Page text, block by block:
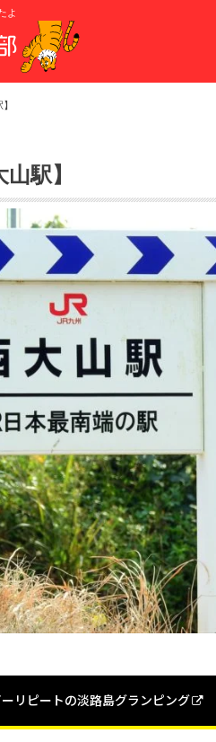
よ
駅】
リピートの淡路島グランピング